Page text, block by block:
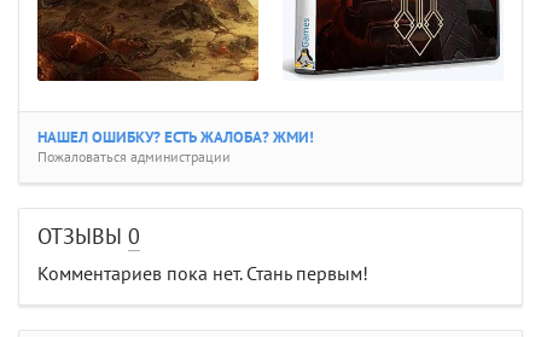
НАШЕЛ ОШИБКУ? ЕСТЬ ЖАЛОБА? ЖМИ!
Пожаловаться администрации
ОТЗЫВЫ 0
Комментариев пока нет. Стань первым!